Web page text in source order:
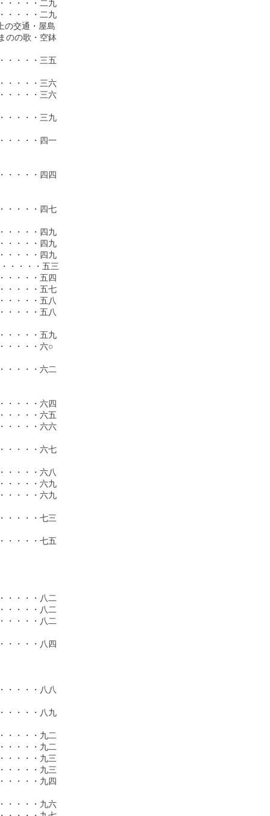
・・・・二九
・・・・二九
交通・屋島
の歌・空鉢
・・・・三五
・・・・三六
・・・・三六
・・・・三九
・・・・四一
・・・・四四
・・・・四七
・・・・四九
・・・・四九
・・・・四九
・・・・五三
・・・・五四
・・・・五七
・・・・五八
・・・・五八
・・・・五九
・・・・六○
・・・・六二
・・・・六四
・・・・六五
・・・・六六
・・・・六七
・・・・六八
・・・・六九
・・・・六九
・・・・七三
・・・・七五
・・・・八二
・・・・八二
・・・・八二
・・・・八四
・・・・八八
・・・・八九
・・・・九二
・・・・九二
・・・・九三
・・・・九三
・・・・九四
・・・・九六